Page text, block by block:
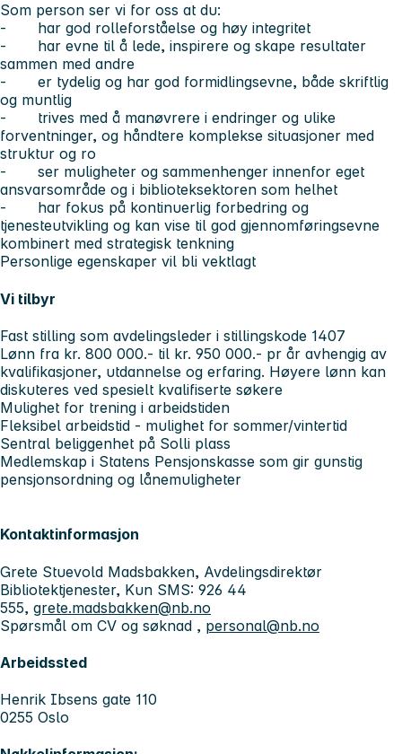
Som person ser vi for oss at du:
- har god rolleforståelse og høy integritet
- har evne til å lede, inspirere og skape resultater
sammen med andre
- er tydelig og har god formidlingsevne, både skriftlig
og muntlig
- trives med å manøvrere i endringer og ulike
forventninger, og håndtere komplekse situasjoner med
struktur og ro
- ser muligheter og sammenhenger innenfor eget
ansvarsområde og i biblioteksektoren som helhet
- har fokus på kontinuerlig forbedring og
tjenesteutvikling og kan vise til god gjennomføringsevne
kombinert med strategisk tenkning
Personlige egenskaper vil bli vektlagt
Vi tilbyr
Fast stilling som avdelingsleder i stillingskode 1407
Lønn fra kr. 800 000.- til kr. 950 000.- pr år avhengig av
kvalifikasjoner, utdannelse og erfaring. Høyere lønn kan
diskuteres ved spesielt kvalifiserte søkere
Mulighet for trening i arbeidstiden
Fleksibel arbeidstid - mulighet for sommer/vintertid
Sentral beliggenhet på Solli plass
Medlemskap i Statens Pensjonskasse som gir gunstig
pensjonsordning og lånemuligheter
Kontaktinformasjon
Grete Stuevold Madsbakken, Avdelingsdirektør
Bibliotektjenester, Kun SMS: 926 44
555, grete.madsbakken@nb.no
Spørsmål om CV og søknad , personal@nb.no
Arbeidssted
Henrik Ibsens gate 110
0255 Oslo